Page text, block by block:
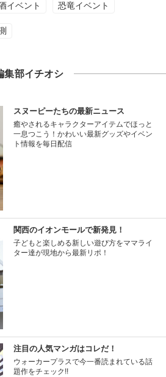
イベント 恐竜イベント
集部イチオシ
スヌーピーたちの最新ニュース
癒やされるキャラクターアイテムでほっと
一息つこう！かわいい最新グッズやイベン
ト情報を毎日配信
関西のイオンモールで新発見！
子どもと楽しめる新しい遊び方をママライ
ター達が現地から最新リポ！
注目の人気マンガはコレだ！
ウォーカープラスで今一番読まれている話
題作をチェック!!